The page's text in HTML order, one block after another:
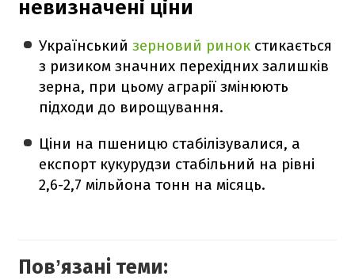
невизначені ціни
Українськийзерновий ринок стикається
з ризиком значних перехідних залишків
зерна, при цьому аграрії змінюють
підходи до вирощування.
Ціни на пшеницю стабілізувалися, а
експорт кукурудзи стабільний на рівні
2,6-2,7 мільйона тонн на місяць.
Повʼязані теми: